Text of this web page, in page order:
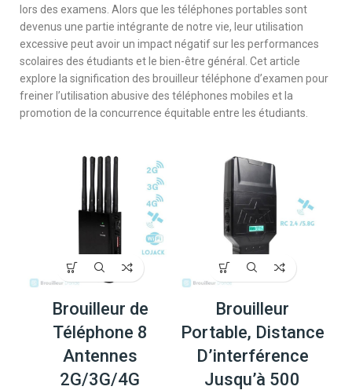
lors des examens. Alors que les téléphones portables sont
devenus une partie intégrante de notre vie, leur utilisation
excessive peut avoir un impact négatif sur les performances
scolaires des étudiants et le bien-être général. Cet article
explore la signification des brouilleur téléphone d’examen pour
freiner l’utilisation abusive des téléphones mobiles et la
promotion de la concurrence équitable entre les étudiants.
Brouilleur de
Téléphone 8
Antennes
2G/3G/4G
Brouilleur
Portable, Distance
D’interférence
Jusqu’à 500